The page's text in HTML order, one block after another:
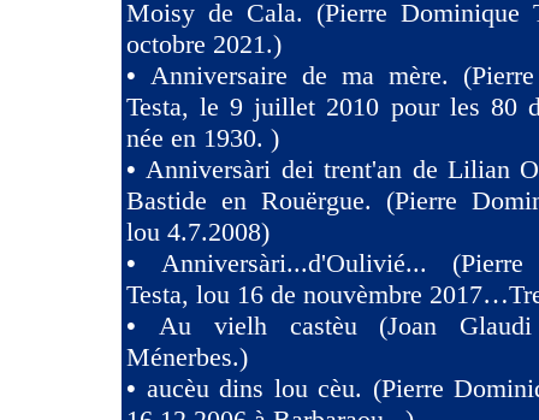
Moisy de Cala. (Pierre Dominique
octobre 2021.)
• Anniversaire de ma mère.
Testa, le 9 juillet 2010 pour les 80
née en 1930. )
•Anniversàri dei trent'an de Lilian
Bastide en Rouërgue. (Pierre
lou 4.7.2008)
• Anniversàri...d'Oulivié...
Testa, lou 16 de nouvèmbre
• Au vielh castèu (Joan
Ménerbes.)
• aucèu dins lou cèu. (Pierre